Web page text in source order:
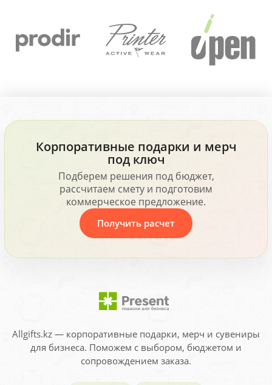
Корпоративные подарки и мерч
под ключ
Подберем решения под бюджет,
рассчитаем смету и подготовим
коммерческое предложение.
Получить расчет
Allgifts.kz — корпоративные подарки, мерч и сувениры
для бизнеса. Поможем с выбором, бюджетом и
сопровождением заказа.